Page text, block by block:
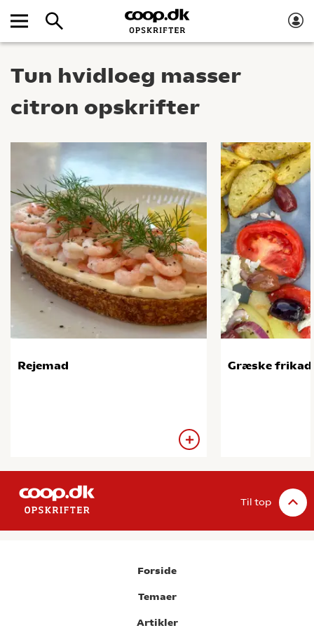
Tun hvidloeg masser
citron opskrifter
Rejemad Græske
Til top
Forside
Temaer
Artikler